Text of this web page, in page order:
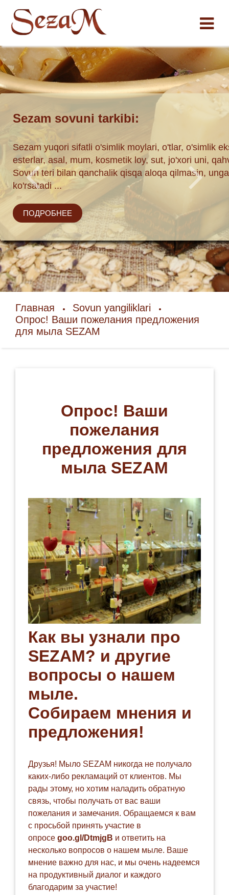
по
.
Sezam sovuni tarkibi:
Sezam yuqori sifatli o'simlik moylari, o'tlar, o'simlik
esterlar, asal, mum, kosmetik loy, sut, jo'xori uni,
Sovun teri bilan qanchalik qisqa aloqa qilmasin,
ko'rsatadi ...
ПОДРОБНЕЕ
Главная
Sovun yangiliklari
Опрос! Ваши пожелания предложения
для мыла SEZAM
Опрос! Ваши
пожелания
предложения для
мыла SEZAM
Как вы узнали про
SEZAM? и другие
вопросы о нашем
мыле.
Собираем мнения и
предложения!
Друзья! Мыло SEZAM никогда не получало
каких-либо рекламаций от клиентов. Мы
рады этому, но хотим наладить обратную
связь, чтобы получать от вас ваши
пожелания и замечания. Обращаемся к вам
с просьбой принять участие в
опросе goo.gl/DtmjgB и ответить на
несколько вопросов о нашем мыле. Ваше
мнение важно для нас, и мы очень надеемся
на продуктивный диалог и каждого
благодарим за участие!